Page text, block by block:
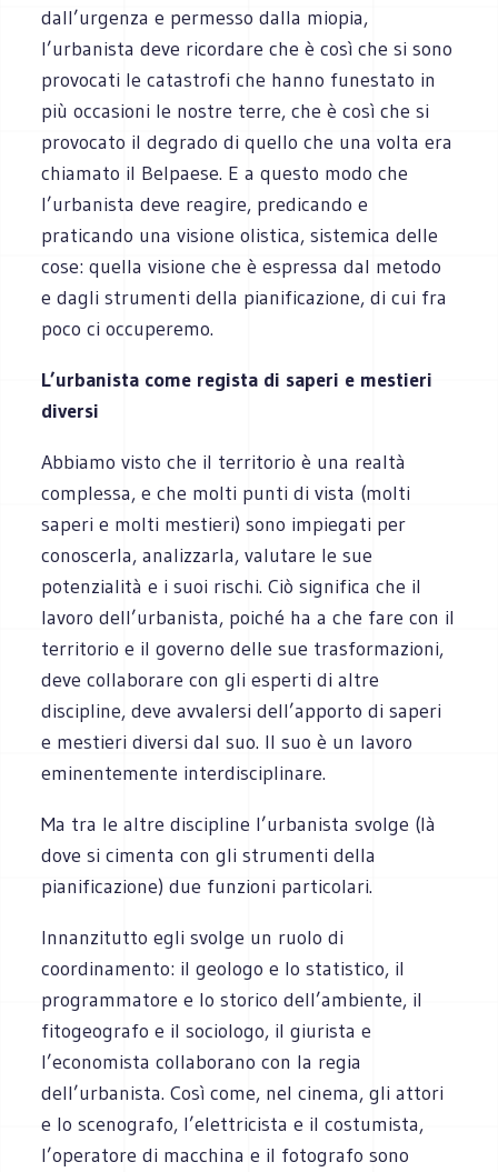
dall’urgenza e permesso dalla miopia,
l’urbanista deve ricordare che è così che si sono
provocati le catastrofi che hanno funestato in
più occasioni le nostre terre, che è così che si
provocato il degrado di quello che una volta era
chiamato il Belpaese. E a questo modo che
l’urbanista deve reagire, predicando e
praticando una visione olistica, sistemica delle
cose: quella visione che è espressa dal metodo
e dagli strumenti della pianificazione, di cui fra
poco ci occuperemo.
L’urbanista come regista di saperi e mestieri
diversi
Abbiamo visto che il territorio è una realtà
complessa, e che molti punti di vista (molti
saperi e molti mestieri) sono impiegati per
conoscerla, analizzarla, valutare le sue
potenzialità e i suoi rischi. Ciò significa che il
lavoro dell’urbanista, poiché ha a che fare con il
territorio e il governo delle sue trasformazioni,
deve collaborare con gli esperti di altre
discipline, deve avvalersi dell’apporto di saperi
e mestieri diversi dal suo. Il suo è un lavoro
eminentemente interdisciplinare.
Ma tra le altre discipline l’urbanista svolge (là
dove si cimenta con gli strumenti della
pianificazione) due funzioni particolari.
Innanzitutto egli svolge un ruolo di
coordinamento: il geologo e lo statistico, il
programmatore e lo storico dell’ambiente, il
fitogeografo e il sociologo, il giurista e
l’economista collaborano con la regia
dell’urbanista. Così come, nel cinema, gli attori
e lo scenografo, l’elettricista e il costumista,
l’operatore di macchina e il fotografo sono